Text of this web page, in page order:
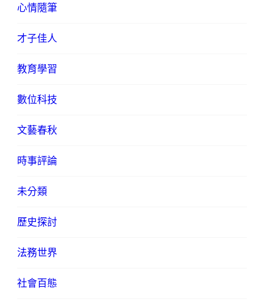
心情隨筆
才子佳人
教育學習
數位科技
文藝春秋
時事評論
未分類
歷史探討
法務世界
社會百態